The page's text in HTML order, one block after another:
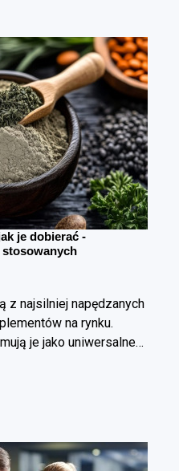
je dobierać -
z najsilniej napędzanych
na rynku.
je jako uniwersalne
wyostrzenie
oraz wzmocnienie
się od siebie